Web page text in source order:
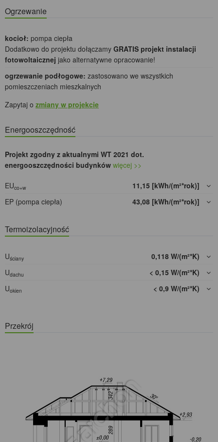
Ogrzewanie
kocioł: pompa ciepła
Dodatkowo do projektu dołączamy GRATIS projekt instalacji
fotowoltaicznej jako alternatywne opracowanie!
ogrzewanie podłogowe: zastosowano we wszystkich
pomieszczeniach mieszkalnych
Zapytaj o zmiany w projekcie
Energooszczędność
Projekt zgodny z aktualnymi WT 2021 dot.
energooszczędności budynków więcej >>
EUco+w
11,15 [kWh/(m²*rok)]
EP (pompa ciepła)
43,08 [kWh/(m²*rok)]
Termoizolacyjność
Uściany
0,118 W/(m²*K)
Udachu
< 0,15 W/(m²*K)
Uokien < 0,9 W/(m²*K)
Przekrój